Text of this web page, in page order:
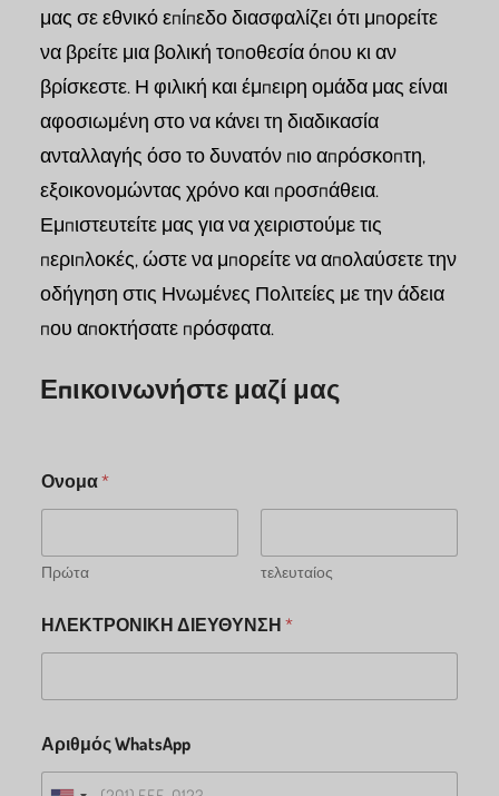
μας σε εθνικό επίπεδο διασφαλίζει ότι μπορείτε
να βρείτε μια βολική τοποθεσία όπου κι αν
βρίσκεστε. Η φιλική και έμπειρη ομάδα μας είναι
αφοσιωμένη στο να κάνει τη διαδικασία
ανταλλαγής όσο το δυνατόν πιο απρόσκοπτη,
εξοικονομώντας χρόνο και προσπάθεια.
Εμπιστευτείτε μας για να χειριστούμε τις
περιπλοκές, ώστε να μπορείτε να απολαύσετε την
οδήγηση στις Ηνωμένες Πολιτείες με την άδεια
που αποκτήσατε πρόσφατα.
Επικοινωνήστε μαζί μας
Ονομα*
Πρώτα τελευταίος
ΗΛΕΚΤΡΟΝΙΚΗ ΔΙΕΥΘΥΝΣΗ *
Αριθμός WhatsApp